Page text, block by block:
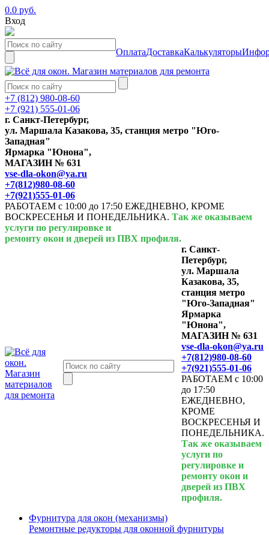
0.0 руб.
Вход
ОплатаДоставкаКалькуляторы
+7 (812) 980-08-60
+7 (921) 555-01-06
г. Санкт-Петербург,
ул. Маршала Казакова, 35, станция метро "Юго-
Западная"
Ярмарка "Юнона",
МАГАЗИН № 631
vse-dla-okon@ya.ru
+7(812)980-08-60
+7(921)555-01-06
РАБОТАЕМ с 10:00 до 17:50 ЕЖЕДНЕВНО, КРОМЕ
ВОСКРЕСЕНЬЯ И ПОНЕДЕЛЬНИКА. Так же оказываем
услуги по регулировке и
ремонту окон и дверей из ПВХ профиля.
г. Санкт-
Петербург,
ул. Маршала
Казакова, 35,
станция метро
"Юго-Западная"
Ярмарка
"Юнона",
МАГАЗИН № 631
vse-dla-okon@ya.ru
+7(812)980-08-60
+7(921)555-01-06
РАБОТАЕМ с 10:00
до 17:50
ЕЖЕДНЕВНО,
КРОМЕ
ВОСКРЕСЕНЬЯ И
ПОНЕДЕЛЬНИКА.
Так же оказываем
услуги по
регулировке и
ремонту окон и
дверей из ПВХ
профиля.
Фурнитура для окон (механизмы)
Ремонтные редукторы для оконной фурнитуры